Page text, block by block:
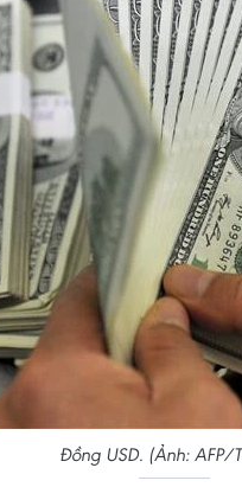
Đồng USD. (Ảnh: AFP/